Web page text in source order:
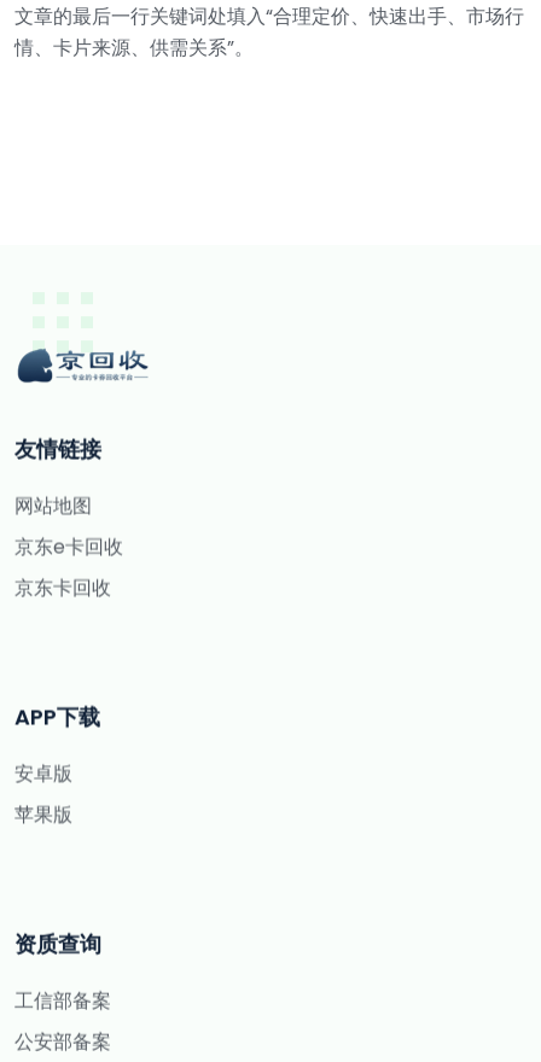
文章的最后一行关键词处填入“合理定价、快速出手、市场行
情、卡片来源、供需关系”。
友情链接
网站地图
京东e卡回收
京东卡回收
APP下载
安卓版
苹果版
资质查询
工信部备案
公安部备案